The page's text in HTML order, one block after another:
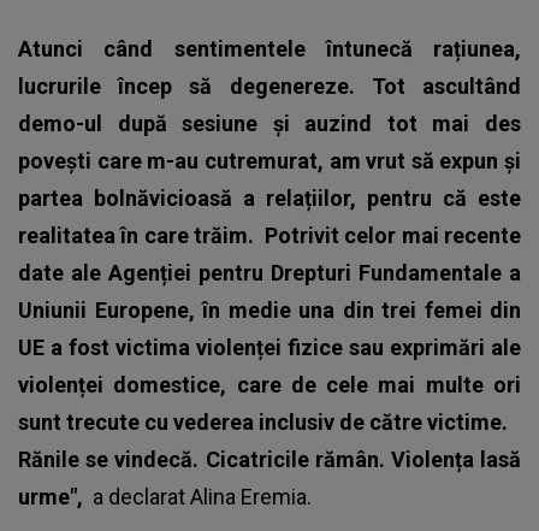
Atunci când sentimentele întunecă rațiunea,
lucrurile încep să degenereze. Tot ascultând
demo-ul după sesiune și auzind tot mai des
povești care m-au cutremurat, am vrut să expun și
partea bolnăvicioasă a relațiilor, pentru că este
realitatea în care trăim. Potrivit celor mai recente
date ale Agenției pentru Drepturi Fundamentale a
Uniunii Europene, în medie una din trei femei din
UE a fost victima violenței fizice sau exprimări ale
violenței domestice, care de cele mai multe ori
sunt trecute cu vederea inclusiv de către victime.
Rănile se vindecă. Cicatricile rămân. Violența lasă
urme", a declarat Alina Eremia.